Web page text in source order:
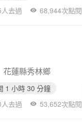
去過 68,944次點閱
花蓮縣秀林鄉
1 小時 30 分鐘
去過 53,652次點閱